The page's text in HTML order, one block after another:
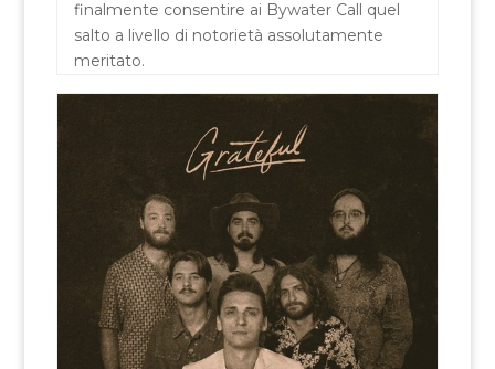
finalmente consentire ai Bywater Call quel
salto a livello di notorietà assolutamente
meritato.